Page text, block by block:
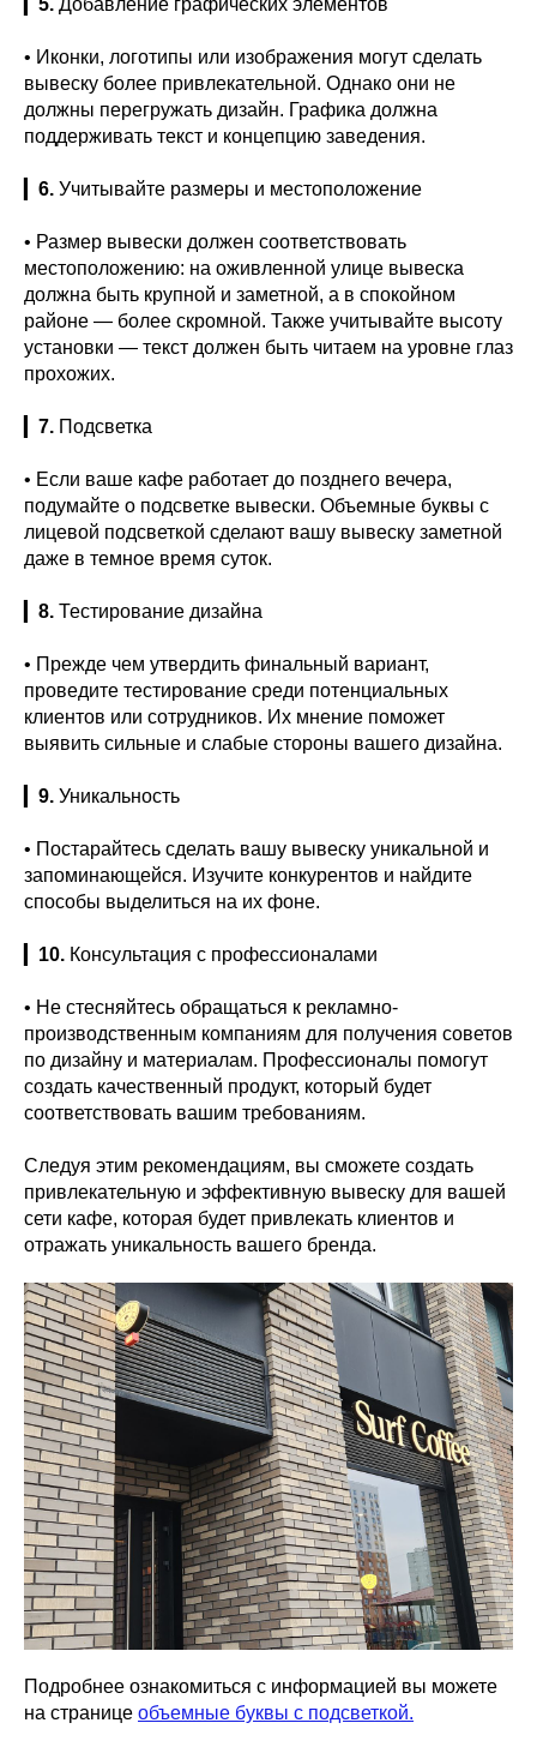
5. Добавление графических элементов
• Иконки, логотипы или изображения могут сделать
вывеску более привлекательной. Однако они не
должны перегружать дизайн. Графика должна
поддерживать текст и концепцию заведения.
6. Учитывайте размеры и местоположение
• Размер вывески должен соответствовать
местоположению: на оживленной улице вывеска
должна быть крупной и заметной, а в спокойном
районе — более скромной. Также учитывайте высоту
установки — текст должен быть читаем на уровне глаз
прохожих.
7. Подсветка
• Если ваше кафе работает до позднего вечера,
подумайте о подсветке вывески. Объемные буквы с
лицевой подсветкой сделают вашу вывеску заметной
даже в темное время суток.
8. Тестирование дизайна
• Прежде чем утвердить финальный вариант,
проведите тестирование среди потенциальных
клиентов или сотрудников. Их мнение поможет
выявить сильные и слабые стороны вашего дизайна.
9. Уникальность
• Постарайтесь сделать вашу вывеску уникальной и
запоминающейся. Изучите конкурентов и найдите
способы выделиться на их фоне.
10. Консультация с профессионалами
• Не стесняйтесь обращаться к рекламно-
производственным компаниям для получения советов
по дизайну и материалам. Профессионалы помогут
создать качественный продукт, который будет
соответствовать вашим требованиям.
Следуя этим рекомендациям, вы сможете создать
привлекательную и эффективную вывеску для вашей
сети кафе, которая будет привлекать клиентов и
отражать уникальность вашего бренда.
Подробнее ознакомиться с информацией вы можете
на странице объемные буквы с подсветкой.